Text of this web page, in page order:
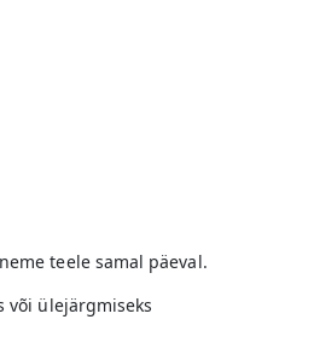
teele samal päeval.
või ülejärgmiseks